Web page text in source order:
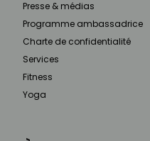
Presse & médias
Programme ambassadrice
Charte de confidentialité
Services
Fitness
Yoga